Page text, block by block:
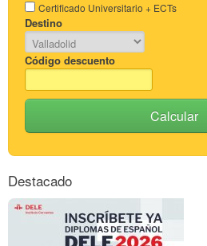
Certificado Universitario + ECTs
Destino
Código descuento
Calcular
Destacado